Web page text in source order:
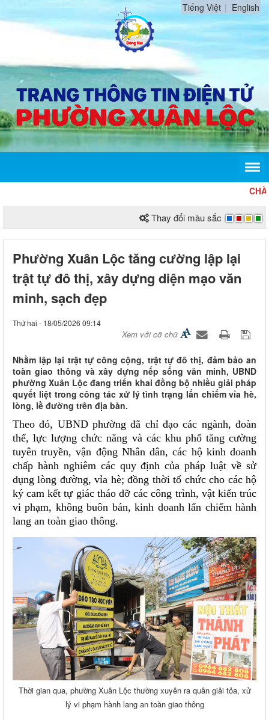
Tiếng Việt English
CHÀO
Thay đổi màu sắc
Phường Xuân Lộc tăng cường lập lại
trật tự đô thị, xây dựng diện mạo văn
minh, sạch đẹp
Thứ hai - 18/05/2026 09:14
Xem với cỡ chữ
Nhằm lập lại trật tự công cộng, trật tự đô thị, đảm bảo an
toàn giao thông và xây dựng nếp sống văn minh, UBND
phường Xuân Lộc đang triển khai đồng bộ nhiều giải pháp
quyết liệt trong công tác xử lý tình trạng lấn chiếm vỉa hè,
lòng, lề đường trên địa bàn.
Theo đó, UBND phường đã chỉ đạo các ngành, đoàn
thể, lực lượng chức năng và các khu phố tăng cường
tuyên truyền, vận động Nhân dân, các hộ kinh doanh
chấp hành nghiêm các quy định của pháp luật về sử
dụng lòng đường, vỉa hè; đồng thời tổ chức cho các hộ
ký cam kết tự giác tháo dỡ các công trình, vật kiến trúc
vi phạm, không buôn bán, kinh doanh lấn chiếm hành
lang an toàn giao thông.
Thời gian qua, phường Xuân Lộc thường xuyên ra quân giải tỏa, xử
lý vi phạm hành lang an toàn giao thông